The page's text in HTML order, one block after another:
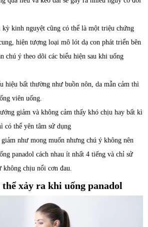
kinh nguyệt cũng có thể là một triệu chứng
hiện tượng loại mô lót dạ con phát triển bên
chú ý theo dõi các biểu hiện sau khi uống
hiệu bất thường như buồn nôn, da mẫn cảm thì
viên uống.
giảm và không cảm thấy khó chịu hay bất kì
có thể yên tâm sử dụng
như mong muốn nhưng chú ý không nên
panadol cách nhau ít nhất 4 tiếng và chỉ sử
không chịu nổi cơn đau.
xảy ra khi uống panadol